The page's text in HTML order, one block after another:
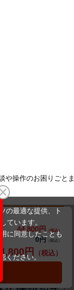
44,800円
0円
44,800円
や操作のお困りごと
の最適な提供、ト
ています。
に同意したことも
ください。